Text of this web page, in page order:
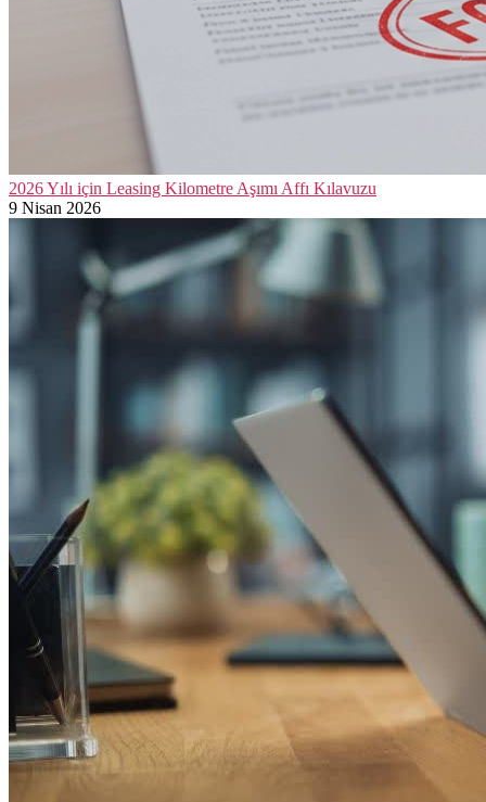
2026 Yılı için Leasing Kilometre Aşımı Affı Kılavuzu
9 Nisan 2026